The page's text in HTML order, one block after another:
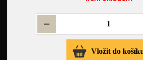
Vložit do